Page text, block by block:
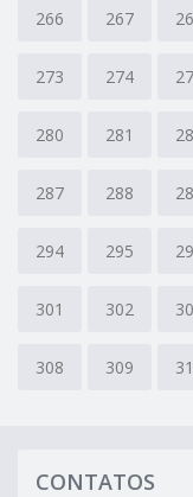
266 267
273 274
280 281
287 288
294 295
301 302
308 309
CONTATOS